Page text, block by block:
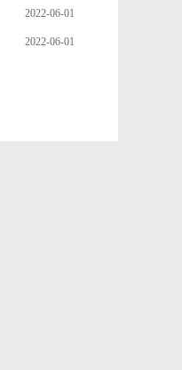
2022-06-01
2022-06-01